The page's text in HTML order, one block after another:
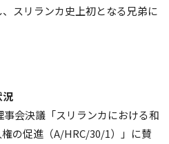
スリランカ史上初となる兄弟に
況
会決議「スリランカにおける和
の促進（A/HRC/30/1）」に賛